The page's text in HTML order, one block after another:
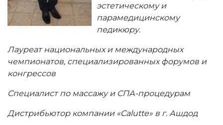
эстетическому и
парамедицинскому
педикюру.
Лауреат национальных и международных
чемпионатов, специализированных форумов и
конгрессов
Специалист по массажу и СПА-процедурам
Дистрибьютор компании «Calutte» в г. Ашдод